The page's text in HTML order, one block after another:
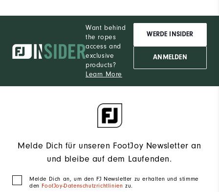
Want behind
the ropes
access and
exclusive
products?
Learn More
WERDE INSIDER
ANMELDEN
Melde Dich für unseren FootJoy Newsletter an
und bleibe auf dem Laufenden.
Melde Dich an, um den FJ Newsletter zu erhalten und stimme
den FootJoy-Datenschutzrichtlinienzu.